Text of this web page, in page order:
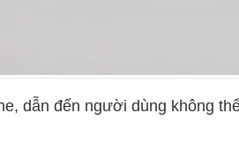
dẫn đến người dùng không